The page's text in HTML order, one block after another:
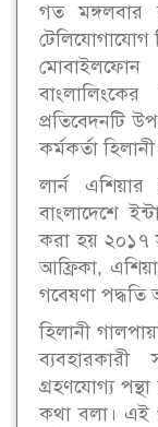
গত মঙ্গলবার
টেলিযোগাযোগ
প্রতিবেদনটি
কর্মকর্তা
লার্ন এশিয়ার
বাংলাদেশে
করা হয় ২০১৭
আফ্রিকা,
গবেষণা
হিলানী
ব্যবহারকারী
গ্রহণযোগ্য
কথা বলা। এই